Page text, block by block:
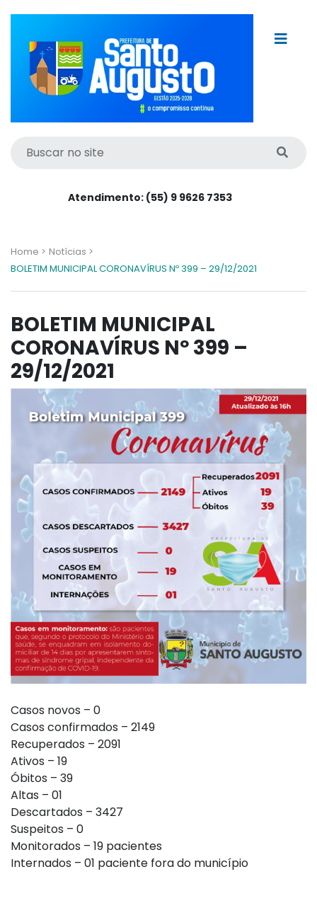
Atendimento: (55) 9 9626 7353
Home > Notícias >
BOLETIM MUNICIPAL CORONAVÍRUS Nº 399 – 29/12/2021
BOLETIM MUNICIPAL
CORONAVÍRUS Nº 399 –
29/12/2021
Casos novos – 0
Casos confirmados – 2149
Recuperados – 2091
Ativos – 19
Óbitos – 39
Altas – 01
Descartados – 3427
Suspeitos – 0
Monitorados – 19 pacientes
Internados – 01 paciente fora do município